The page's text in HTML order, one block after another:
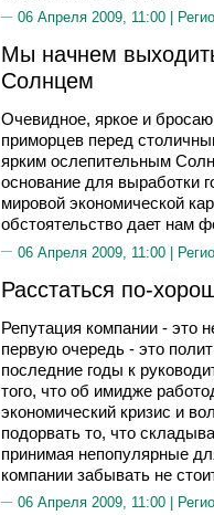
06 Апреля 2009, 11:00 |
Мы начнем
Солнцем
Очевидное, яркое и
приморцев перед
ярким ослепительным
основание для выработки
мировой экономической
обстоятельство дает нам
06 Апреля 2009, 11:00 |
Расстаться по-
Репутация компании - это
первую очередь - это
последние годы к
того, что об имидже
экономический кризис и
подорвать то, что
принимая непопулярные
компании забывать не
06 Апреля 2009, 11:00 |